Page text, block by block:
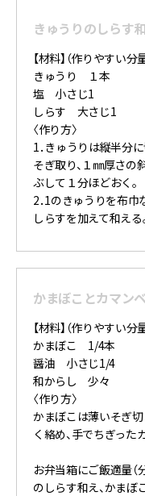
きゅうりのしらす
【材料】（作りやすい分
きゅうり １本
塩 小さじ1
しらす 大さじ1
〈作り方〉
1．きゅうりは縦半分
そぎ取り、１㎜厚さの
ぶして１分ほどおく。
2．1のきゅうりを布巾
しらすを加えて和える
かまぼことカマン
【材料】（作りやすい分
かまぼこ 1/4本
醤油 小さじ1/4
和からし 少々
〈作り方〉
かまぼこは薄いそぎ
く絡め、手でちぎった
お弁当箱にご飯適量（
のしらす和え、かま